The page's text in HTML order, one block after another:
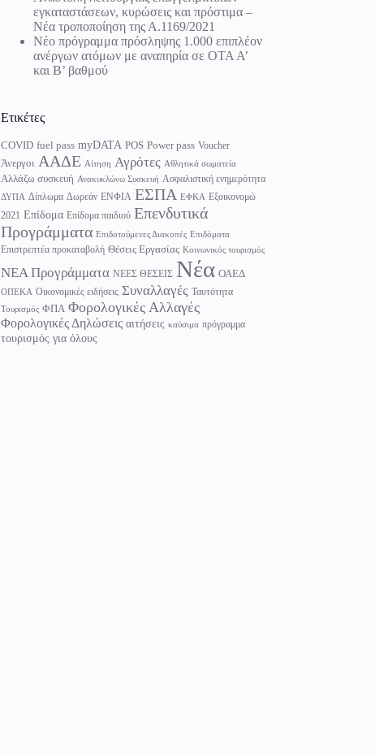
εγκαταστάσεων, κυρώσεις και πρόστιμα –
Νέα τροποποίηση της Α.1169/2021
Νέο πρόγραμμα πρόσληψης 1.000 επιπλέον
ανέργων ατόμων με αναπηρία σε ΟΤΑ Α’
και Β’ βαθμού
Ετικέτες
COVID fuel pass myDATA POS Power pass Voucher
Άνεργοι ΑΑΔΕ Αίτηση Αγρότες Αθλητικά σωματεία
Αλλάζω συσκευή Ανακυκλώνω Συσκευή Ασφαλιστική ενημερότητα
ΔΥΠΑ Δίπλωμα Δωρεάν ΕΝΦΙΑ ΕΣΠΑ ΕΦΚΑ Εξοικονομώ
2021 Επίδομα Επίδομα παιδιού Επενδυτικά
Προγράμματα Επιδοτούμενες Διακοπές Επιδόματα
Επιστρεπτέα προκαταβολή Θέσεις Εργασίας Κοινωνικός τουρισμός
ΝΕΑ Προγράμματα ΝΕΕΣ ΘΕΣΕΙΣ Νέα ΟΑΕΔ
ΟΠΕΚΑ Οικονομικές ειδήσεις Συναλλαγές Ταυτότητα
Τουρισμός ΦΠΑ Φορολογικές Αλλαγές
Φορολογικές Δηλώσεις αιτήσεις καύσιμα πρόγραμμα
τουρισμός για όλους